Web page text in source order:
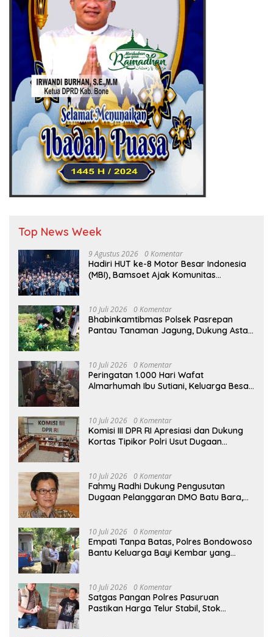
Top News Week
9 Agustus 2026 0 Komentar
Hadiri HUT ke-8 Motor Besar Indonesia
(MBI), Bamsoet Ajak Komunitas
Provokasi Pecah Belah Bangsa
10 Juli 2026 0 Komentar
Bhabinkamtibmas Polsek Pasrepan
Pantau Tanaman Jagung, Dukung Asta
10 Juli 2026 0 Komentar
Peringatan 1.000 Hari Wafat
Almarhumah Ibu Sutiani, Keluarga Besar
10 Juli 2026 0 Komentar
Komisi III DPR RI Apresiasi dan Dukung
Kortas Tipikor Polri Usut Dugaan
10 Juli 2026 0 Komentar
Fahmy Radhi Dukung Pengusutan
Dugaan Pelanggaran DMO Batu Bara,
10 Juli 2026 0 Komentar
Empati Tanpa Batas, Polres Bondowoso
Bantu Keluarga Bayi Kembar yang
10 Juli 2026 0 Komentar
Satgas Pangan Polres Pasuruan
Pastikan Harga Telur Stabil, Stok